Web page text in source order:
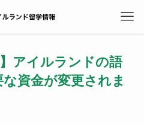
】アイルランドの語
資金が変更されま